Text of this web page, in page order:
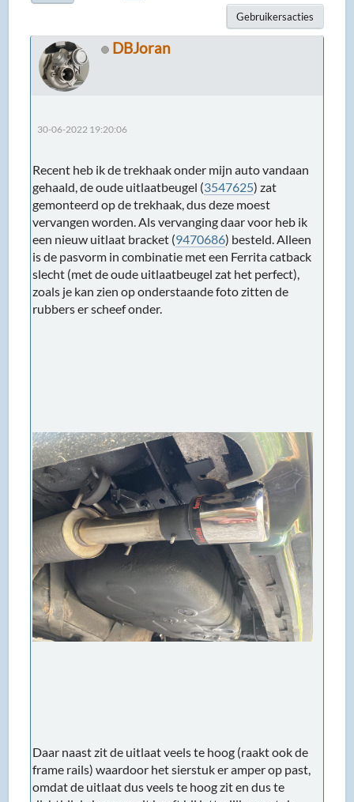
Gebruikersacties
DBJoran
30-06-2022 19:20:06
Recent heb ik de trekhaak onder mijn auto vandaan
gehaald, de oude uitlaatbeugel (3547625) zat
gemonteerd op de trekhaak, dus deze moest
vervangen worden. Als vervanging daar voor heb ik
een nieuw uitlaat bracket (9470686) besteld. Alleen
is de pasvorm in combinatie met een Ferrita catback
slecht (met de oude uitlaatbeugel zat het perfect),
zoals je kan zien op onderstaande foto zitten de
rubbers er scheef onder.
Daar naast zit de uitlaat veels te hoog (raakt ook de
frame rails) waardoor het sierstuk er amper op past,
omdat de uitlaat dus veels te hoog zit en dus te